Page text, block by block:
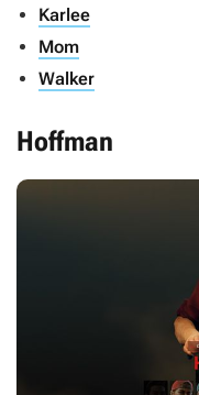
Karlee
Mom
Walker
Hoffman